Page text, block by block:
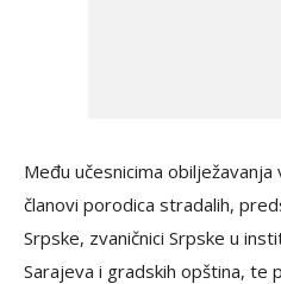
Među učesnicima obilježavanja
članovi porodica stradalih,
Srpske, zvaničnici Srpske u
Sarajeva i gradskih opština, te